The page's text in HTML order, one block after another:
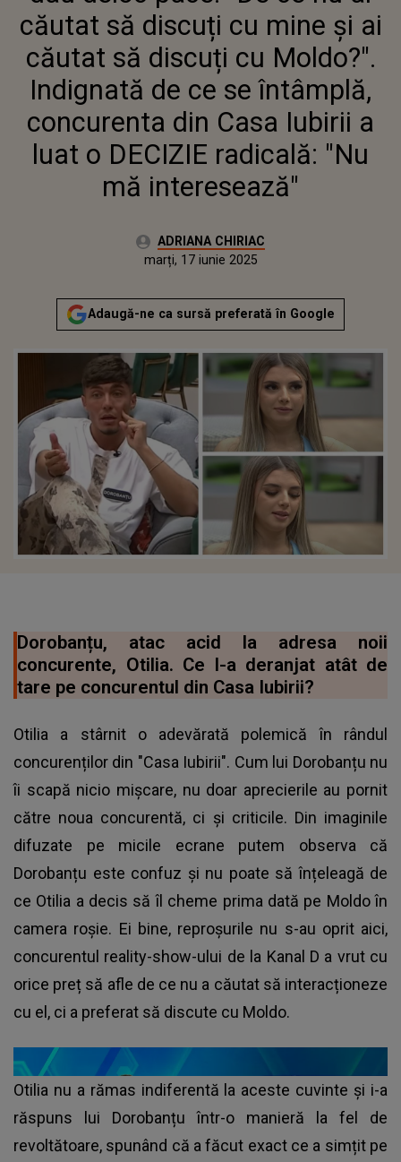
CASA IUBIRII A LUAT O DECIZIE
RADICALĂ: "NU MĂ
INTERESEAZĂ"
căutat să discuți cu mine și ai
căutat să discuți cu Moldo?".
Indignată de ce se întâmplă,
concurenta din Casa Iubirii a
luat o DECIZIE radicală: "Nu
mă interesează"
Autor:ADRIANA CHIRIAC
Actualizat:
marți, 17 iunie 2025
Adaugă-ne ca sursă preferată în Google
Dorobanțu, atac acid la adresa noii
concurente, Otilia. Ce l-a deranjat atât de
tare pe concurentul din Casa Iubirii?
Otilia a stârnit o adevărată polemică în rândul
concurenților din "Casa Iubirii". Cum lui Dorobanțu nu
îi scapă nicio mișcare, nu doar aprecierile au pornit
către noua concurentă, ci și criticile. Din imaginile
difuzate pe micile ecrane putem observa că
Dorobanțu este confuz și nu poate să înțeleagă de
ce Otilia a decis să îl cheme prima dată pe Moldo în
camera roșie. Ei bine, reproșurile nu s-au oprit aici,
concurentul reality-show-ului de la Kanal D a vrut cu
orice preț să afle de ce nu a căutat să interacționeze
cu el, ci a preferat să discute cu Moldo.
Otilia nu a rămas indiferentă la aceste cuvinte și i-a
răspuns lui Dorobanțu într-o manieră la fel de
revoltătoare, spunând că a făcut exact ce a simțit pe